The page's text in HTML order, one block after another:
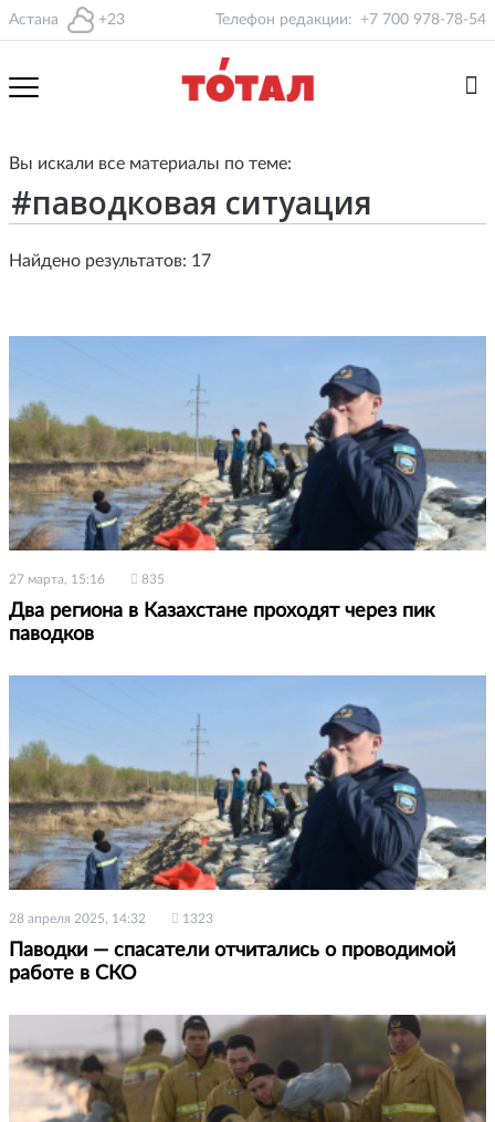
Астана +23 Телефон редакции: +7 700 978-78-54
Вы искали все материалы по теме:
Найдено результатов: 17
27 марта, 15:16 835
Два региона в Казахстане проходят через пик
паводков
28 апреля 2025, 14:32 1323
Паводки — спасатели отчитались о проводимой
работе в СКО